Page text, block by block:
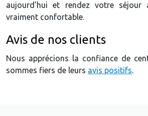
aujourd’hui et rendez votre séjour
vraiment confortable.
Avis de nos clients
Nous apprécions la confiance de
sommes fiers de leurs avis positifs.